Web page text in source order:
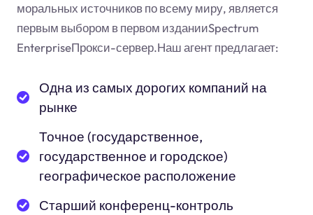
моральных источников по всему миру, является
первым выбором в первом изданииSpectrum
EnterpriseПрокси-сервер.Наш агент предлагает:
Одна из самых дорогих компаний на
рынке
Точное (государственное,
государственное и городское)
географическое расположение
Старший конференц-контроль